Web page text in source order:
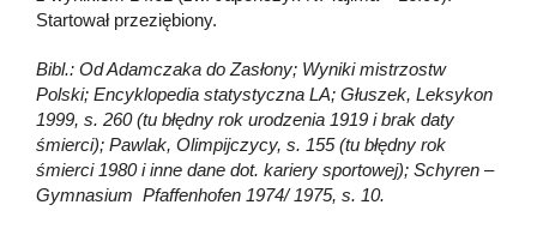
Startował przeziębiony.
Bibl.: Od Adamczaka do Zasłony; Wyniki mistrzostw
Polski; Encyklopedia statystyczna LA; Głuszek, Leksykon
1999, s. 260 (tu błędny rok urodzenia 1919 i brak daty
śmierci); Pawlak, Olimpijczycy, s. 155 (tu błędny rok
śmierci 1980 i inne dane dot. kariery sportowej); Schyren –
Gymnasium Pfaffenhofen 1974/ 1975, s. 10.